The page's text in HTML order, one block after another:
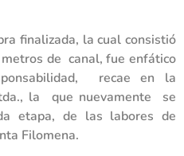
finalizada, la cual consistió
de canal, fue enfático
recae en la
la que nuevamente se
etapa, de las labores de
Filomena.